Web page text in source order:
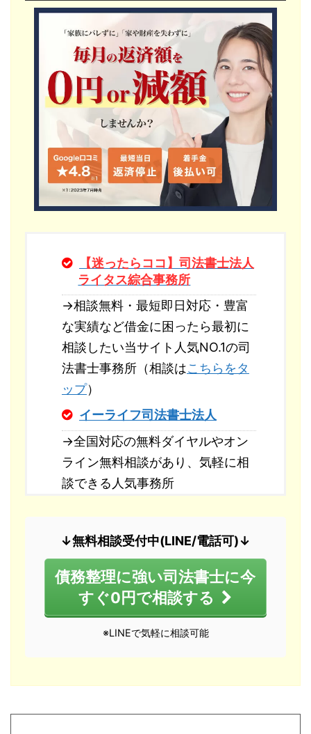
【迷ったらココ】司法書士法人
ライタス綜合事務所
→相談無料・最短即日対応・豊富
な実績など借金に困ったら最初に
相談したい当サイト人気NO.1の司
法書士事務所（相談はこちらをタ
ップ）
イーライフ司法書士法人
→全国対応の無料ダイヤルやオン
ライン無料相談があり、気軽に相
談できる人気事務所
↓無料相談受付中(LINE/電話可)↓
債務整理に強い司法書士に今
すぐ0円で相談する
※LINEで気軽に相談可能